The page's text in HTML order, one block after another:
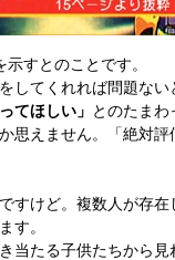
示すとのことです。
してくれれば問題ない
てほしい」 とのたまわ
思えません。「絶対
すけど。複数人が存在
す。
当たる子供たちから見